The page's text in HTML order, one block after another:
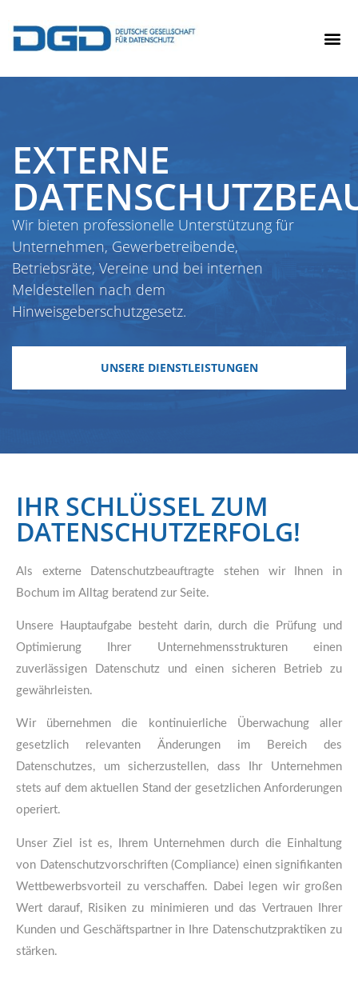
EXTERNE
Wir bieten professionelle Unterstützung für
Unternehmen, Gewerbetreibende,
Betriebsräte, Vereine und bei internen
Meldestellen nach dem
Hinweisgeberschutzgesetz.
UNSERE DIENSTLEISTUNGEN
IHR SCHLÜSSEL ZUM
DATENSCHUTZERFOLG!
Als externe Datenschutzbeauftragte stehen wir Ihnen in
Bochum im Alltag beratend zur Seite.
Unsere Hauptaufgabe besteht darin, durch die Prüfung und
Optimierung Ihrer Unternehmensstrukturen einen
zuverlässigen Datenschutz und einen sicheren Betrieb zu
gewährleisten.
Wir übernehmen die kontinuierliche Überwachung aller
gesetzlich relevanten Änderungen im Bereich des
Datenschutzes, um sicherzustellen, dass Ihr Unternehmen
stets auf dem aktuellen Stand der gesetzlichen Anforderungen
operiert.
Unser Ziel ist es, Ihrem Unternehmen durch die Einhaltung
von Datenschutzvorschriften (Compliance) einen signifikanten
Wettbewerbsvorteil zu verschaffen. Dabei legen wir großen
Wert darauf, Risiken zu minimieren und das Vertrauen Ihrer
Kunden und Geschäftspartner in Ihre Datenschutzpraktiken zu
stärken.